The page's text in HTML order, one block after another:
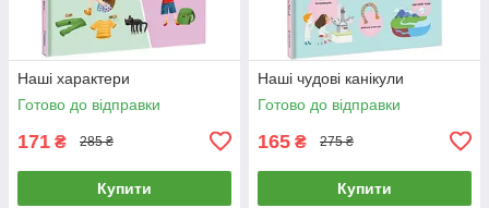
Наші характери
Готово до відправки
171 ₴ 285 ₴
Купити
Наші чудові канікули
Готово до відправки
165 ₴ 275 ₴
Купити